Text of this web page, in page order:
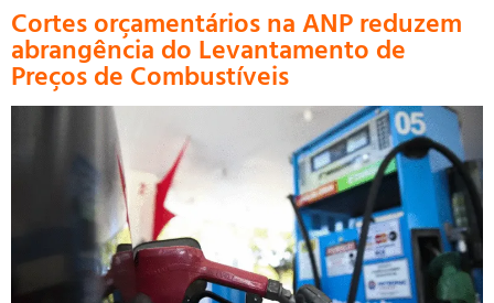
Cortes orçamentários na ANP reduzem
abrangência do Levantamento de
Preços de Combustíveis